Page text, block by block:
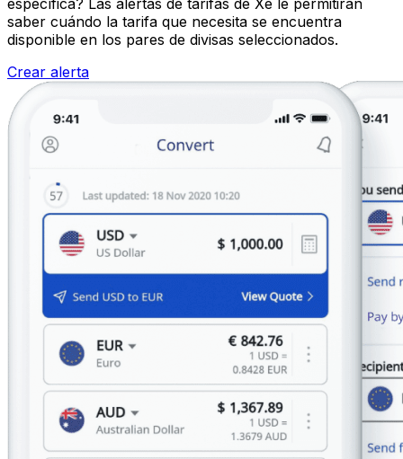
específica? Las alertas de tarifas de Xe le permitirán
saber cuándo la tarifa que necesita se encuentra
disponible en los pares de divisas seleccionados.
Crear alerta